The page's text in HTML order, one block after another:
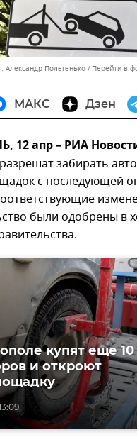
Полегенько Перейти в
МАКС Дзен
12 апр – РИА
забирать
с последующей
были одобрены в
купят еще 10
и откроют